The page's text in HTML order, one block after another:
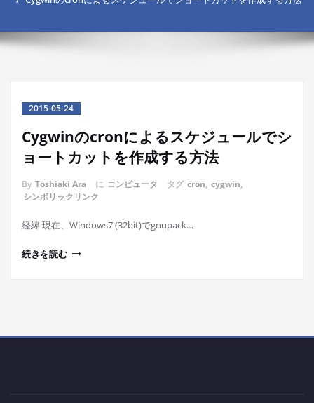
2015-05-24
Cygwinのcronによるスケジュールでシ
ョートカットを作成する方法
By Toshiaki Ara に コンピュータ タグ cron, cygwin,
シンボリックリンク
経緯 現在、Windows7 (32bit)でgnupack…
続きを読む